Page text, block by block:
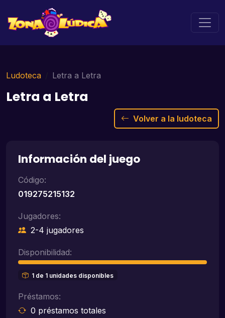
Ludoteca Letra a Letra
Letra a Letra
Volver a la ludoteca
Información del juego
Código:
019275215132
Jugadores:
2-4 jugadores
Disponibilidad:
1 de 1 unidades disponibles
Préstamos:
0 préstamos totales